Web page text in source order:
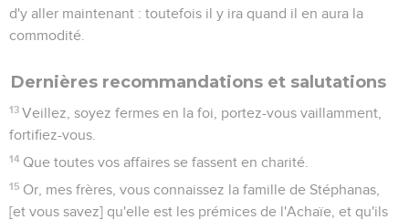
d'y aller maintenant : toutefois il y ira quand il en aura la
commodité.
Dernières recommandations et salutations
13 Veillez, soyez fermes en la foi, portez-vous vaillamment,
fortifiez-vous.
14 Que toutes vos affaires se fassent en charité.
15 Or, mes frères, vous connaissez la famille de Stéphanas,
[et vous savez] qu'elle est les prémices de l'Achaïe, et qu'ils